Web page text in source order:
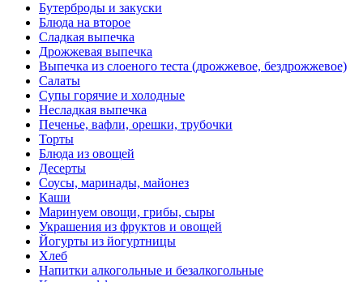
Бутерброды и закуски
Блюда на второе
Сладкая выпечка
Дрожжевая выпечка
Выпечка из слоеного теста (дрожжевое, бездрожжевое)
Салаты
Супы горячие и холодные
Несладкая выпечка
Печенье, вафли, орешки, трубочки
Торты
Блюда из овощей
Десерты
Соусы, маринады, майонез
Каши
Маринуем овощи, грибы, сыры
Украшения из фруктов и овощей
Йогурты из йогуртницы
Хлеб
Напитки алкогольные и безалкогольные